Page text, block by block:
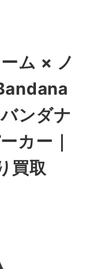
ム × ノ
ンダナ
カー｜
買取